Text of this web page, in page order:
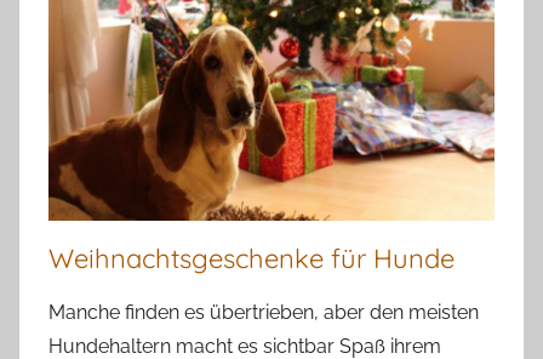
Weihnachtsgeschenke für Hunde
Manche finden es übertrieben, aber den meisten
Hundehaltern macht es sichtbar Spaß ihrem